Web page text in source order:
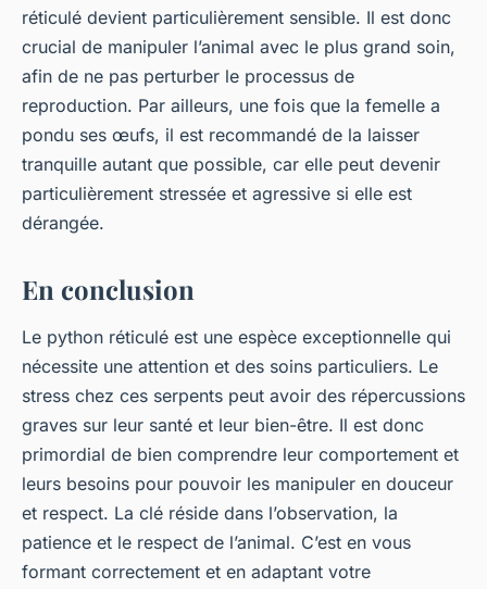
réticulé devient particulièrement sensible. Il est donc
crucial de manipuler l’animal avec le plus grand soin,
afin de ne pas perturber le processus de
reproduction. Par ailleurs, une fois que la femelle a
pondu ses œufs, il est recommandé de la laisser
tranquille autant que possible, car elle peut devenir
particulièrement stressée et agressive si elle est
dérangée.
En conclusion
Le python réticulé est une espèce exceptionnelle qui
nécessite une attention et des soins particuliers. Le
stress chez ces serpents peut avoir des répercussions
graves sur leur santé et leur bien-être. Il est donc
primordial de bien comprendre leur comportement et
leurs besoins pour pouvoir les manipuler en douceur
et respect. La clé réside dans l’observation, la
patience et le respect de l’animal. C’est en vous
formant correctement et en adaptant votre